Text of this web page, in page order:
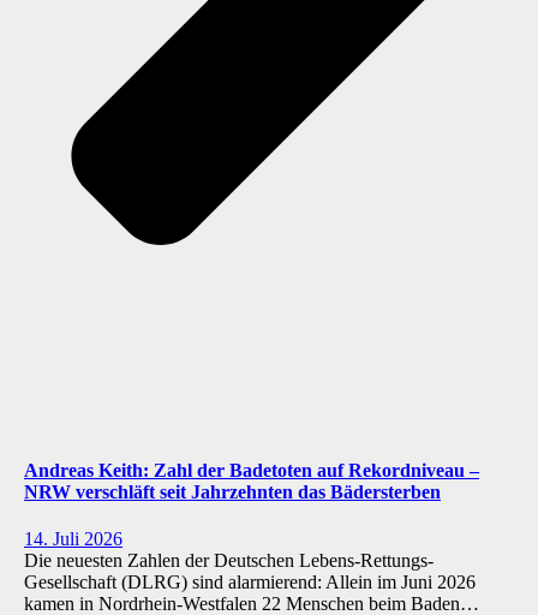
Andreas Keith: Zahl der Badetoten auf Rekordniveau –
NRW verschläft seit Jahrzehnten das Bädersterben
14. Juli 2026
Die neuesten Zahlen der Deutschen Lebens-Rettungs-
Gesellschaft (DLRG) sind alarmierend: Allein im Juni 2026
kamen in Nordrhein-Westfalen 22 Menschen beim Baden…